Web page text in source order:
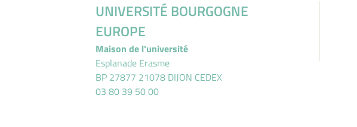
UNIVERSITÉ BOURGOGNE
EUROPE
Maison de l'université
Esplanade Erasme
BP 27877 21078 DIJON CEDEX
03 80 39 50 00